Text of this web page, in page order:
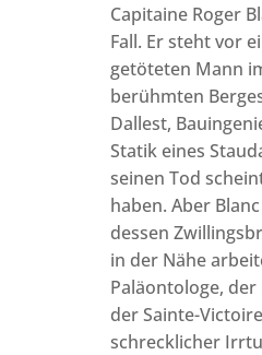
Capitaine Roger
Fall. Er steht vor
getöteten Mann
berühmten
Dallest,
Statik eines
seinen Tod
haben. Aber
dessen
in der Nähe
Paläontologe,
der Sainte-
schrecklicher